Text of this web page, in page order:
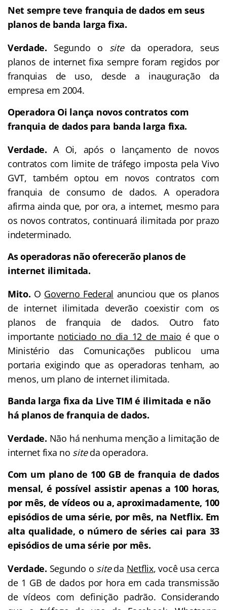
Net sempre teve franquia de dados em seus
planos de banda larga fixa.
Verdade. Segundo o siteda operadora, seus
planos de internet fixa sempre foram regidos por
franquias de uso, desde a inauguração da
empresa em 2004.
Operadora Oi lança novos contratos com
franquia de dados para banda larga fixa.
Verdade. A Oi, após o lançamento de novos
contratos com limite de tráfego imposta pela Vivo
GVT, também optou em novos contratos com
franquia de consumo de dados. A operadora
afirma ainda que, por ora, a internet, mesmo para
os novos contratos, continuará ilimitada por prazo
indeterminado.
As operadoras não oferecerão planos de
internet ilimitada.
Mito. O Governo Federal anunciou que os planos
de internet ilimitada deverão coexistir com os
planos de franquia de dados. Outro fato
importante noticiado no dia 12 de maio é que o
Ministério das Comunicações publicou uma
portaria exigindo que as operadoras tenham, ao
menos, um plano de internet ilimitada.
Banda larga fixa da Live TIM é ilimitada e não
há planos de franquia de dados.
Verdade. Não há nenhuma menção a limitação de
internet fixa no siteda operadora.
Com um plano de 100 GB de franquia de dados
mensal, é possível assistir apenas a 100 horas,
por mês, de vídeos ou a, aproximadamente, 100
episódios de uma série, por mês, na Netflix. Em
alta qualidade, o número de séries cai para 33
episódios de uma série por mês.
Verdade. Segundo o siteda Netflix, você usa cerca
de 1 GB de dados por hora em cada transmissão
de vídeos com definição padrão. Considerando